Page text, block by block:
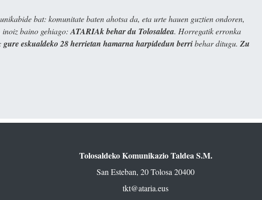
bat: komunitate baten ahotsa da, eta urte hauen guztien ondoren,
inoiz baino gehiago: ATARIAk behar du Tolosaldea. Horregatik erronka
gure eskualdeko 28 herrietan hamarna harpidedun berribehar ditugu. Zu
Tolosaldeko Komunikazio Taldea S.M.
San Esteban, 20 Tolosa 20400
tkt@ataria.eus